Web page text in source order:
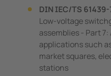
DIN IEC/TS 61439-
Low-voltage
assemblies - Part
applications such
market squares,
stations